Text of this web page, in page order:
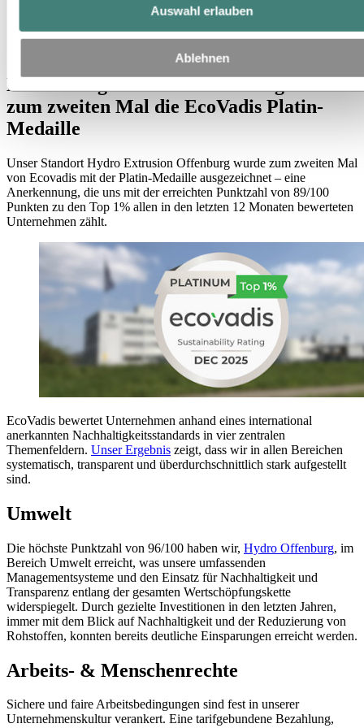
Auswahl erlauben
Ablehnen
Erneut ausgezeichnet: Offenburg erreicht zum zweiten Mal
die EcoVadis Platin-Medaille
Erneut ausgezeichnet: Offenburg erreicht
zum zweiten Mal die EcoVadis Platin-
Medaille
Unser Standort Hydro Extrusion Offenburg wurde zum zweiten Mal
von Ecovadis mit der Platin-Medaille ausgezeichnet – eine
Anerkennung, die uns mit der erreichten Punktzahl von 89/100
Punkten zu den Top 1% allen in den letzten 12 Monaten bewerteten
Unternehmen zählt.
EcoVadis bewertet Unternehmen anhand eines international
anerkannten Nachhaltigkeitsstandards in vier zentralen
Themenfeldern. Unser Ergebnis zeigt, dass wir in allen Bereichen
systematisch, transparent und überdurchschnittlich stark aufgestellt
sind.
Umwelt
Die höchste Punktzahl von 96/100 haben wir, Hydro Offenburg, im
Bereich Umwelt erreicht, was unsere umfassenden
Managementsysteme und den Einsatz für Nachhaltigkeit und
Transparenz entlang der gesamten Wertschöpfungskette
widerspiegelt. Durch gezielte Investitionen in den letzten Jahren,
immer mit dem Blick auf Nachhaltigkeit und der Reduzierung von
Rohstoffen, konnten bereits deutliche Einsparungen erreicht werden.
Arbeits- & Menschenrechte
Sichere und faire Arbeitsbedingungen sind fest in unserer
Unternehmenskultur verankert. Eine tarifgebundene Bezahlung,